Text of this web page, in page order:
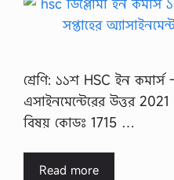
শ্রেণি: ১১শ HSC ইন কমার্স
এসাইনমেন্টেরের উত্তর
বিষয় কোডঃ 1715 …
Read more